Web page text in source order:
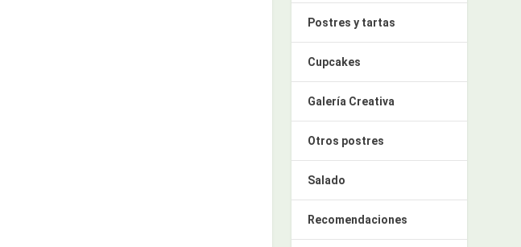
Postres y tartas
Cupcakes
Galería Creativa
Otros postres
Salado
Recomendaciones